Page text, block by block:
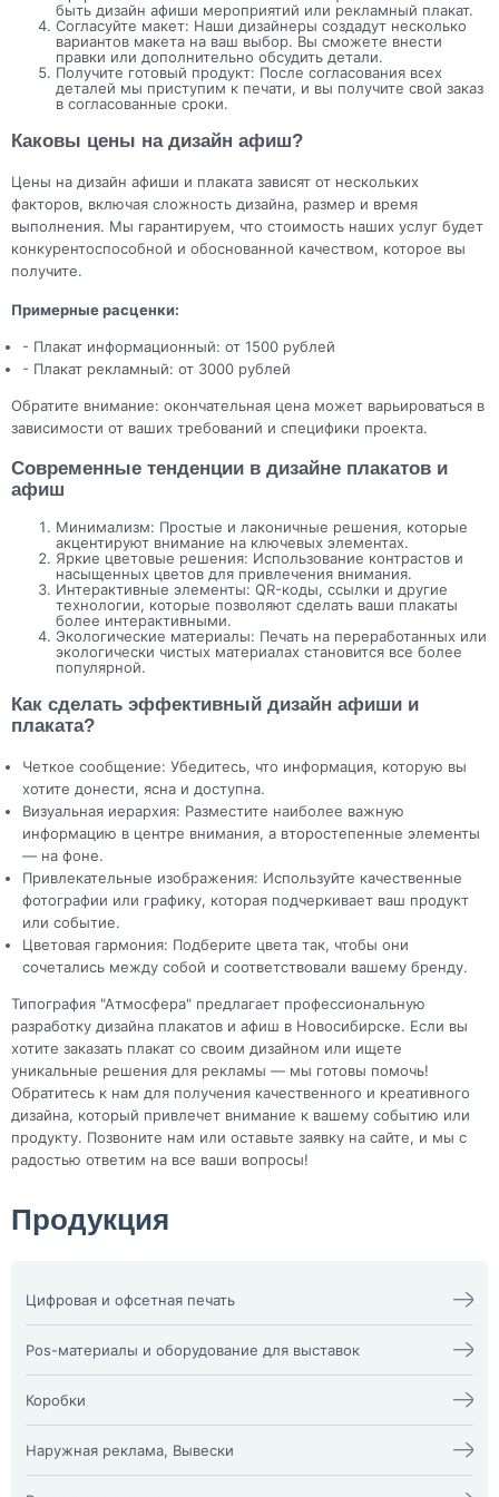
быть дизайн афиши мероприятий или рекламный плакат.
Согласуйте макет: Наши дизайнеры создадут несколько
вариантов макета на ваш выбор. Вы сможете внести
правки или дополнительно обсудить детали.
Получите готовый продукт: После согласования всех
деталей мы приступим к печати, и вы получите свой заказ
в согласованные сроки.
Каковы цены на дизайн афиш?
Цены на дизайн афиши и плаката зависят от нескольких
факторов, включая сложность дизайна, размер и время
выполнения. Мы гарантируем, что стоимость наших услуг будет
конкурентоспособной и обоснованной качеством, которое вы
получите.
Примерные расценки:
- Плакат информационный: от 1500 рублей
- Плакат рекламный: от 3000 рублей
Обратите внимание: окончательная цена может варьироваться в
зависимости от ваших требований и специфики проекта.
Современные тенденции в дизайне плакатов и
афиш
Минимализм: Простые и лаконичные решения, которые
акцентируют внимание на ключевых элементах.
Яркие цветовые решения: Использование контрастов и
насыщенных цветов для привлечения внимания.
Интерактивные элементы: QR-коды, ссылки и другие
технологии, которые позволяют сделать ваши плакаты
более интерактивными.
Экологические материалы: Печать на переработанных или
экологически чистых материалах становится все более
популярной.
Как сделать эффективный дизайн афиши и
плаката?
Четкое сообщение: Убедитесь, что информация, которую вы
хотите донести, ясна и доступна.
Визуальная иерархия: Разместите наиболее важную
информацию в центре внимания, а второстепенные элементы
— на фоне.
Привлекательные изображения: Используйте качественные
фотографии или графику, которая подчеркивает ваш продукт
или событие.
Цветовая гармония: Подберите цвета так, чтобы они
сочетались между собой и соответствовали вашему бренду.
Типография "Атмосфера" предлагает профессиональную
разработку дизайна плакатов и афиш в Новосибирске. Если вы
хотите заказать плакат со своим дизайном или ищете
уникальные решения для рекламы — мы готовы помочь!
Обратитесь к нам для получения качественного и креативного
дизайна, который привлечет внимание к вашему событию или
продукту. Позвоните нам или оставьте заявку на сайте, и мы с
радостью ответим на все ваши вопросы!
Продукция
Цифровая и офсетная печать
Календари
Визитки
Конверты
3D наклейки
Бейдж
Билеты
Блокноты
Брошюра, каталог
Буклеты
Визитка NFC
Офсетная печать
Пакеты
Папка фолдер
Печати и штампы
Подложка на стол,
бланки)
Pos-материалы и оборудование для выставок
Изделия из оргстекла
X-стенд
Воблеры
Оформление выставочных
стендов
Пресс волл
Пресс Волл из ткани
Промо-стойки
Коробки
Жесткая гофрокоробка из
микрогофры и Гофрокоробки
Кашированные коробки vip
коробки
Наружная реклама, Вывески
Буквы и фигуры из пластика
Световые панели ”клик” и